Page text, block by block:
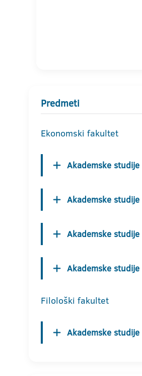
Predmeti
Ekonomski fakultet
Akademske
Akademske
Akademske
Akademske
Filološki fakultet
Akademske